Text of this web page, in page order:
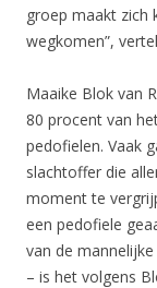
groep maakt zich
wegkomen”,
Maaike Blok van
80 procent van
pedofielen. Vaak
slachtoffer die
moment te
een pedofiele
van de
– is het volgens